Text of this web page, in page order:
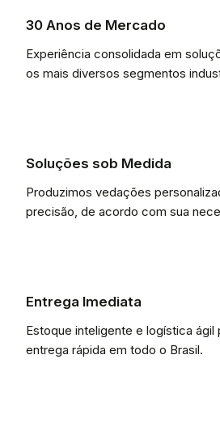
30 Anos de Mercado
Experiência consolidada em
os mais diversos segmentos
Soluções sob Medida
Produzimos vedações
precisão, de acordo com sua
Entrega Imediata
Estoque inteligente e logística ágil
entrega rápida em todo o Brasil.